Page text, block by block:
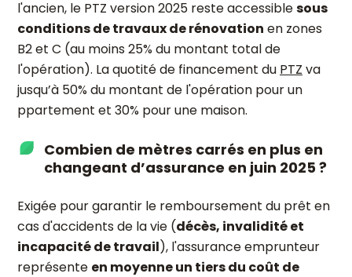
l'ancien, le PTZ version 2025 reste accessiblesous
conditions de travaux de rénovation en zones
B2 et C (au moins 25% du montant total de
l'opération). La quotité de financement du PTZ va
jusqu’à 50% du montant de l'opération pour un
ppartement et 30% pour une maison.
Combien de mètres carrés en plus en
changeant d’assurance en juin 2025 ?
Exigée pour garantir le remboursement du prêt en
cas d'accidents de la vie (décès, invalidité et
incapacité de travail), l'assurance emprunteur
représente en moyenne un tiers du coût de